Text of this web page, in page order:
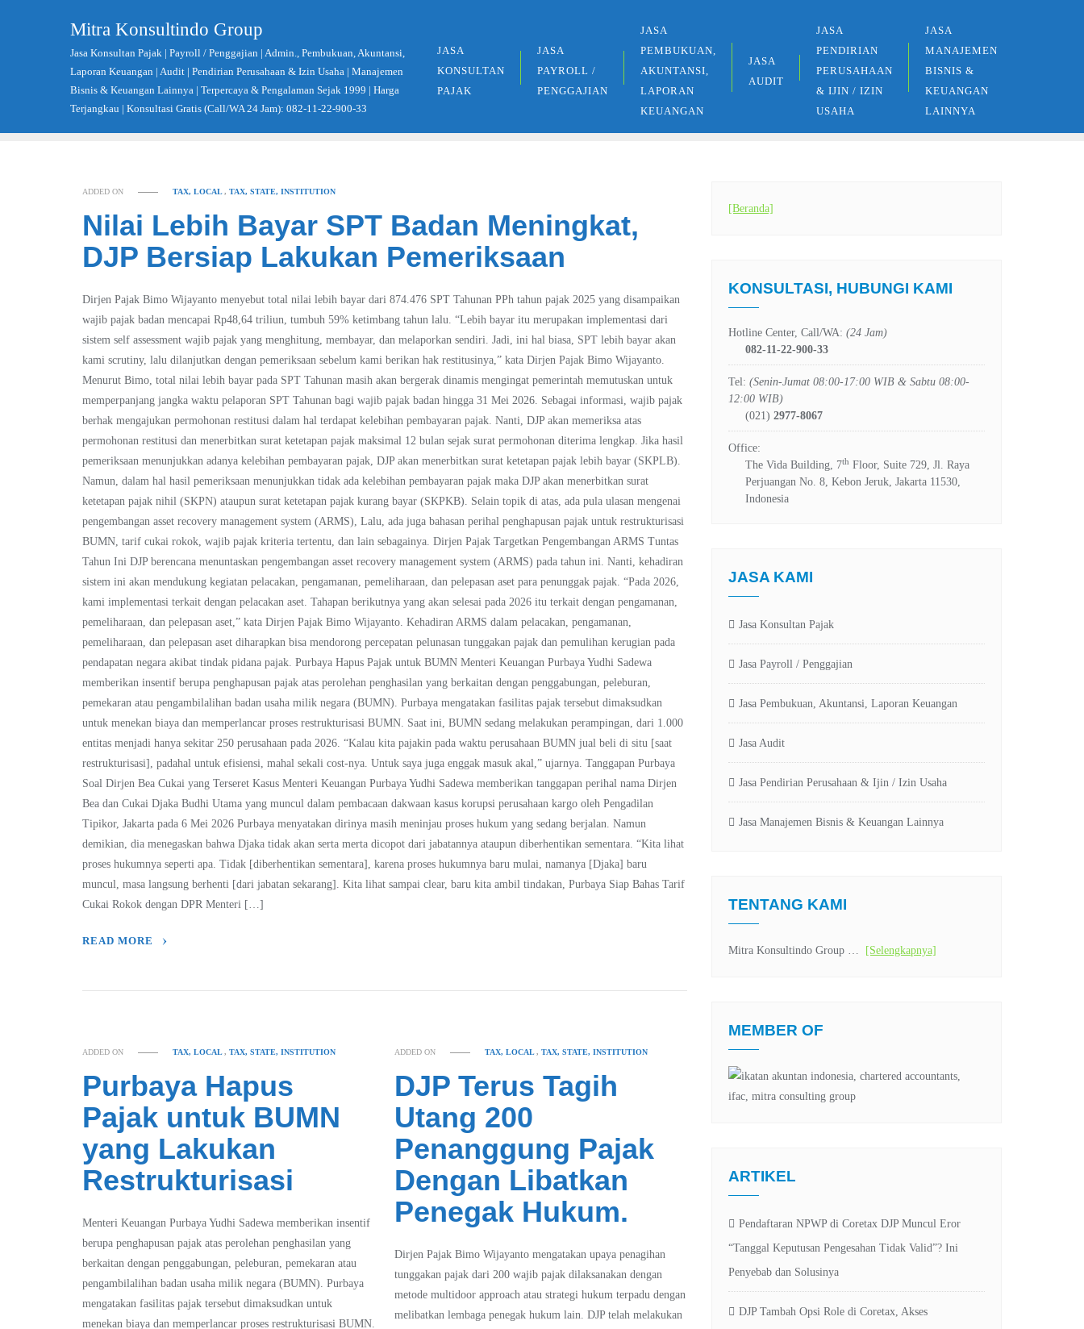
Mitra Konsultindo Group
Jasa Konsultan Pajak | Payroll / Penggajian | Admin., Pembukuan, Akuntansi,
Laporan Keuangan | Audit | Pendirian Perusahaan & Izin Usaha | Manajemen
Bisnis & Keuangan Lainnya | Terpercaya & Pengalaman Sejak 1999 | Harga
Terjangkau | Konsultasi Gratis (Call/WA 24 Jam): 082-11-22-900-33
JASA
KONSULTAN
PAJAK
JASA
PAYROLL /
PENGGAJIAN
JASA
PEMBUKUAN,
AKUNTANSI,
LAPORAN
KEUANGAN
JASA
AUDIT
JASA
PENDIRIAN
PERUSAHAAN
& IJIN / IZIN
USAHA
JASA
MANAJEMEN
BISNIS &
KEUANGAN
LAINNYA
ADDED ON TAX, LOCAL,TAX, STATE, INSTITUTION
Nilai Lebih Bayar SPT Badan Meningkat,
DJP Bersiap Lakukan Pemeriksaan
Dirjen Pajak Bimo Wijayanto menyebut total nilai lebih bayar dari 874.476 SPT Tahunan PPh tahun pajak 2025 yang disampaikan
wajib pajak badan mencapai Rp48,64 triliun, tumbuh 59% ketimbang tahun lalu. “Lebih bayar itu merupakan implementasi dari
sistem self assessment wajib pajak yang menghitung, membayar, dan melaporkan sendiri. Jadi, ini hal biasa, SPT lebih bayar akan
kami scrutiny, lalu dilanjutkan dengan pemeriksaan sebelum kami berikan hak restitusinya,” kata Dirjen Pajak Bimo Wijayanto.
Menurut Bimo, total nilai lebih bayar pada SPT Tahunan masih akan bergerak dinamis mengingat pemerintah memutuskan untuk
memperpanjang jangka waktu pelaporan SPT Tahunan bagi wajib pajak badan hingga 31 Mei 2026. Sebagai informasi, wajib pajak
berhak mengajukan permohonan restitusi dalam hal terdapat kelebihan pembayaran pajak. Nanti, DJP akan memeriksa atas
permohonan restitusi dan menerbitkan surat ketetapan pajak maksimal 12 bulan sejak surat permohonan diterima lengkap. Jika hasil
pemeriksaan menunjukkan adanya kelebihan pembayaran pajak, DJP akan menerbitkan surat ketetapan pajak lebih bayar (SKPLB).
Namun, dalam hal hasil pemeriksaan menunjukkan tidak ada kelebihan pembayaran pajak maka DJP akan menerbitkan surat
ketetapan pajak nihil (SKPN) ataupun surat ketetapan pajak kurang bayar (SKPKB). Selain topik di atas, ada pula ulasan mengenai
pengembangan asset recovery management system (ARMS), Lalu, ada juga bahasan perihal penghapusan pajak untuk restrukturisasi
BUMN, tarif cukai rokok, wajib pajak kriteria tertentu, dan lain sebagainya. Dirjen Pajak Targetkan Pengembangan ARMS Tuntas
Tahun Ini DJP berencana menuntaskan pengembangan asset recovery management system (ARMS) pada tahun ini. Nanti, kehadiran
sistem ini akan mendukung kegiatan pelacakan, pengamanan, pemeliharaan, dan pelepasan aset para penunggak pajak. “Pada 2026,
kami implementasi terkait dengan pelacakan aset. Tahapan berikutnya yang akan selesai pada 2026 itu terkait dengan pengamanan,
pemeliharaan, dan pelepasan aset,” kata Dirjen Pajak Bimo Wijayanto. Kehadiran ARMS dalam pelacakan, pengamanan,
pemeliharaan, dan pelepasan aset diharapkan bisa mendorong percepatan pelunasan tunggakan pajak dan pemulihan kerugian pada
pendapatan negara akibat tindak pidana pajak. Purbaya Hapus Pajak untuk BUMN Menteri Keuangan Purbaya Yudhi Sadewa
memberikan insentif berupa penghapusan pajak atas perolehan penghasilan yang berkaitan dengan penggabungan, peleburan,
pemekaran atau pengambilalihan badan usaha milik negara (BUMN). Purbaya mengatakan fasilitas pajak tersebut dimaksudkan
untuk menekan biaya dan memperlancar proses restrukturisasi BUMN. Saat ini, BUMN sedang melakukan perampingan, dari 1.000
entitas menjadi hanya sekitar 250 perusahaan pada 2026. “Kalau kita pajakin pada waktu perusahaan BUMN jual beli di situ [saat
restrukturisasi], padahal untuk efisiensi, mahal sekali cost-nya. Untuk saya juga enggak masuk akal,” ujarnya. Tanggapan Purbaya
Soal Dirjen Bea Cukai yang Terseret Kasus Menteri Keuangan Purbaya Yudhi Sadewa memberikan tanggapan perihal nama Dirjen
Bea dan Cukai Djaka Budhi Utama yang muncul dalam pembacaan dakwaan kasus korupsi perusahaan kargo oleh Pengadilan
Tipikor, Jakarta pada 6 Mei 2026 Purbaya menyatakan dirinya masih meninjau proses hukum yang sedang berjalan. Namun
demikian, dia menegaskan bahwa Djaka tidak akan serta merta dicopot dari jabatannya ataupun diberhentikan sementara. “Kita lihat
proses hukumnya seperti apa. Tidak [diberhentikan sementara], karena proses hukumnya baru mulai, namanya [Djaka] baru
muncul, masa langsung berhenti [dari jabatan sekarang]. Kita lihat sampai clear, baru kita ambil tindakan, Purbaya Siap Bahas Tarif
Cukai Rokok dengan DPR Menteri […]
READ MORE
ADDED ON TAX, LOCAL,TAX, STATE, INSTITUTION
Purbaya Hapus
Pajak untuk BUMN
yang Lakukan
Restrukturisasi
Menteri Keuangan Purbaya Yudhi Sadewa memberikan insentif
berupa penghapusan pajak atas perolehan penghasilan yang
berkaitan dengan penggabungan, peleburan, pemekaran atau
pengambilalihan badan usaha milik negara (BUMN). Purbaya
mengatakan fasilitas pajak tersebut dimaksudkan untuk
menekan biaya dan memperlancar proses restrukturisasi BUMN.
ADDED ON TAX, LOCAL, TAX, STATE, INSTITUTION
DJP Terus Tagih
Utang 200
Penanggung Pajak
Dengan Libatkan
Penegak Hukum.
Dirjen Pajak Bimo Wijayanto mengatakan upaya penagihan
tunggakan pajak dari 200 wajib pajak dilaksanakan dengan
metode multidoor approach atau strategi hukum terpadu dengan
melibatkan lembaga penegak hukum lain. DJP telah melakukan
[Beranda]
KONSULTASI, HUBUNGI KAMI
Hotline Center, Call/WA: (24 Jam)
082-11-22-900-33
Tel: (Senin-Jumat 08:00-17:00 WIB & Sabtu 08:00-
12:00 WIB)
(021) 2977-8067
Office:
The Vida Building, 7th Floor, Suite 729, Jl. Raya
Perjuangan No. 8, Kebon Jeruk, Jakarta 11530,
Indonesia
JASA KAMI
Jasa Konsultan Pajak
Jasa Payroll / Penggajian
Jasa Pembukuan, Akuntansi, Laporan Keuangan
Jasa Audit
Jasa Pendirian Perusahaan & Ijin / Izin Usaha
Jasa Manajemen Bisnis & Keuangan Lainnya
TENTANG KAMI
Mitra Konsultindo Group … [Selengkapnya]
MEMBER OF
ARTIKEL
Pendaftaran NPWP di Coretax DJP Muncul Eror
“Tanggal Keputusan Pengesahan Tidak Valid”? Ini
Penyebab dan Solusinya
DJP Tambah Opsi Role di Coretax, Akses